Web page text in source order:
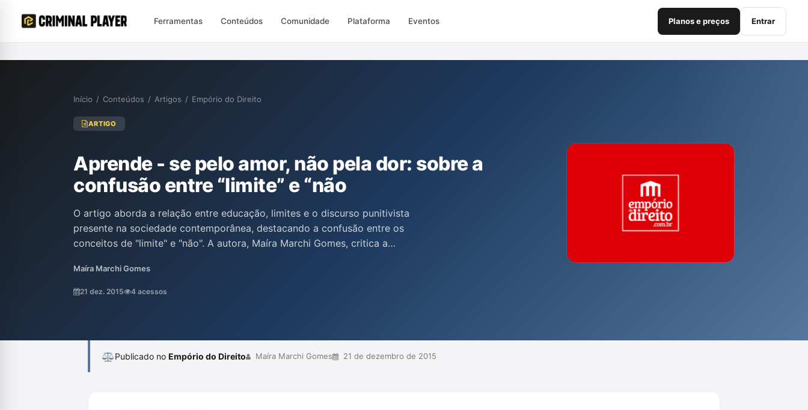
Ferramentas Conteúdos Comunidade Plataforma Eventos Planos e preços Entrar
Início / Conteúdos / Artigos / Empório do Direito
ARTIGO
Aprende - se pelo amor, não pela dor: sobre a
confusão entre “limite” e “não
O artigo aborda a relação entre educação, limites e o discurso punitivista
presente na sociedade contemporânea, destacando a confusão entre os
conceitos de "limite" e "não". A autora, Maíra Marchi Gomes, critica a
essa repressão não só prejudica seu desenvolvimento psíquico, mas também
reflete a incapacidade dos adultos de lidarem com suas próprias questões
Maíra Marchi Gomes
21 dez. 2015 4 acessos
Publicado no Empório do Direito Maíra Marchi Gomes 21 de dezembro de 2015